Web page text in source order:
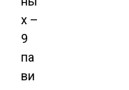
х –
9
па
ви